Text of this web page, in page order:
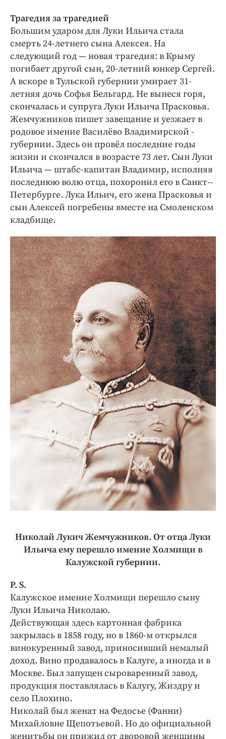
Трагедия за трагедией
Большим ударом для Луки Ильича стала
смерть 24-летнего сына Алексея. На
следующий год — новая трагедия: ​в Крыму
погибает другой сын, ​20-летний юнкер Сергей.
А вскоре в Тульской губернии умирает 31-
летняя дочь Софья Бельгард. Не вынеся горя,
скончалась и супруга Луки Ильича Прасковья.
Жемчужников пишет завещание и уезжает в
родовое имение Василёво Владимирской ­
губернии. Здесь он провёл последние годы
жизни и скончался в возрасте 73 лет. Сын Луки
Ильича — штабс-­капитан Владимир, исполняя
последнюю волю отца, похоронил его в Санкт-­
Петербурге. Лука Ильич, его жена Прасковья и
сын Алексей погребены вместе на Смоленском
кладбище.
Николай Лукич Жемчужников. От отца Луки
Ильича ему перешло имение Холмищи в
Калужской губернии.
Р. S.
Калужское имение Холмищи перешло сыну
Луки Ильича ​Николаю.
Действующая здесь картонная фабрика
закрылась в 1858 году, но в 1860-м открылся
винокуренный завод, приносивший немалый
доход. Вино продавалось в Калуге, а иногда и в
Москве. Был запущен сыроваренный завод,
продукция поставлялась в Калугу, Жиздру и
село Плохино.
Николай был женат на Федосье (Фанни)
Михайловне Щепотьевой. Но до официальной
женитьбы он прижил от дворовой женщины